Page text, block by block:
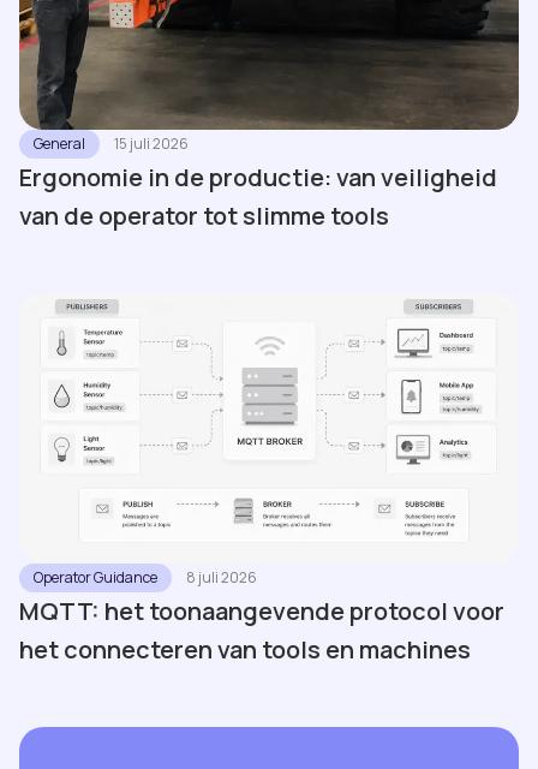
General 15 juli 2026
Ergonomie in de productie: van veiligheid
van de operator tot slimme tools
Operator Guidance 8 juli 2026
MQTT: het toonaangevende protocol voor
het connecteren van tools en machines